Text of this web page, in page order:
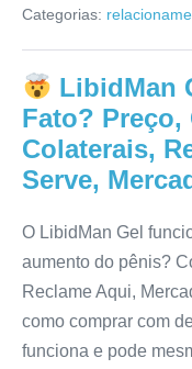
Funciona
Valer?
Colaterais,
Bula,
Reclame
Aqui,
Mercado
Livre,
Composição,
[RESENHA]
Categorias:
LibidMan
Fato?
Colaterais,
Serve,
O LibidMan Gel
aumento do pênis?
Reclame Aqui,
como comprar com
funciona e pode